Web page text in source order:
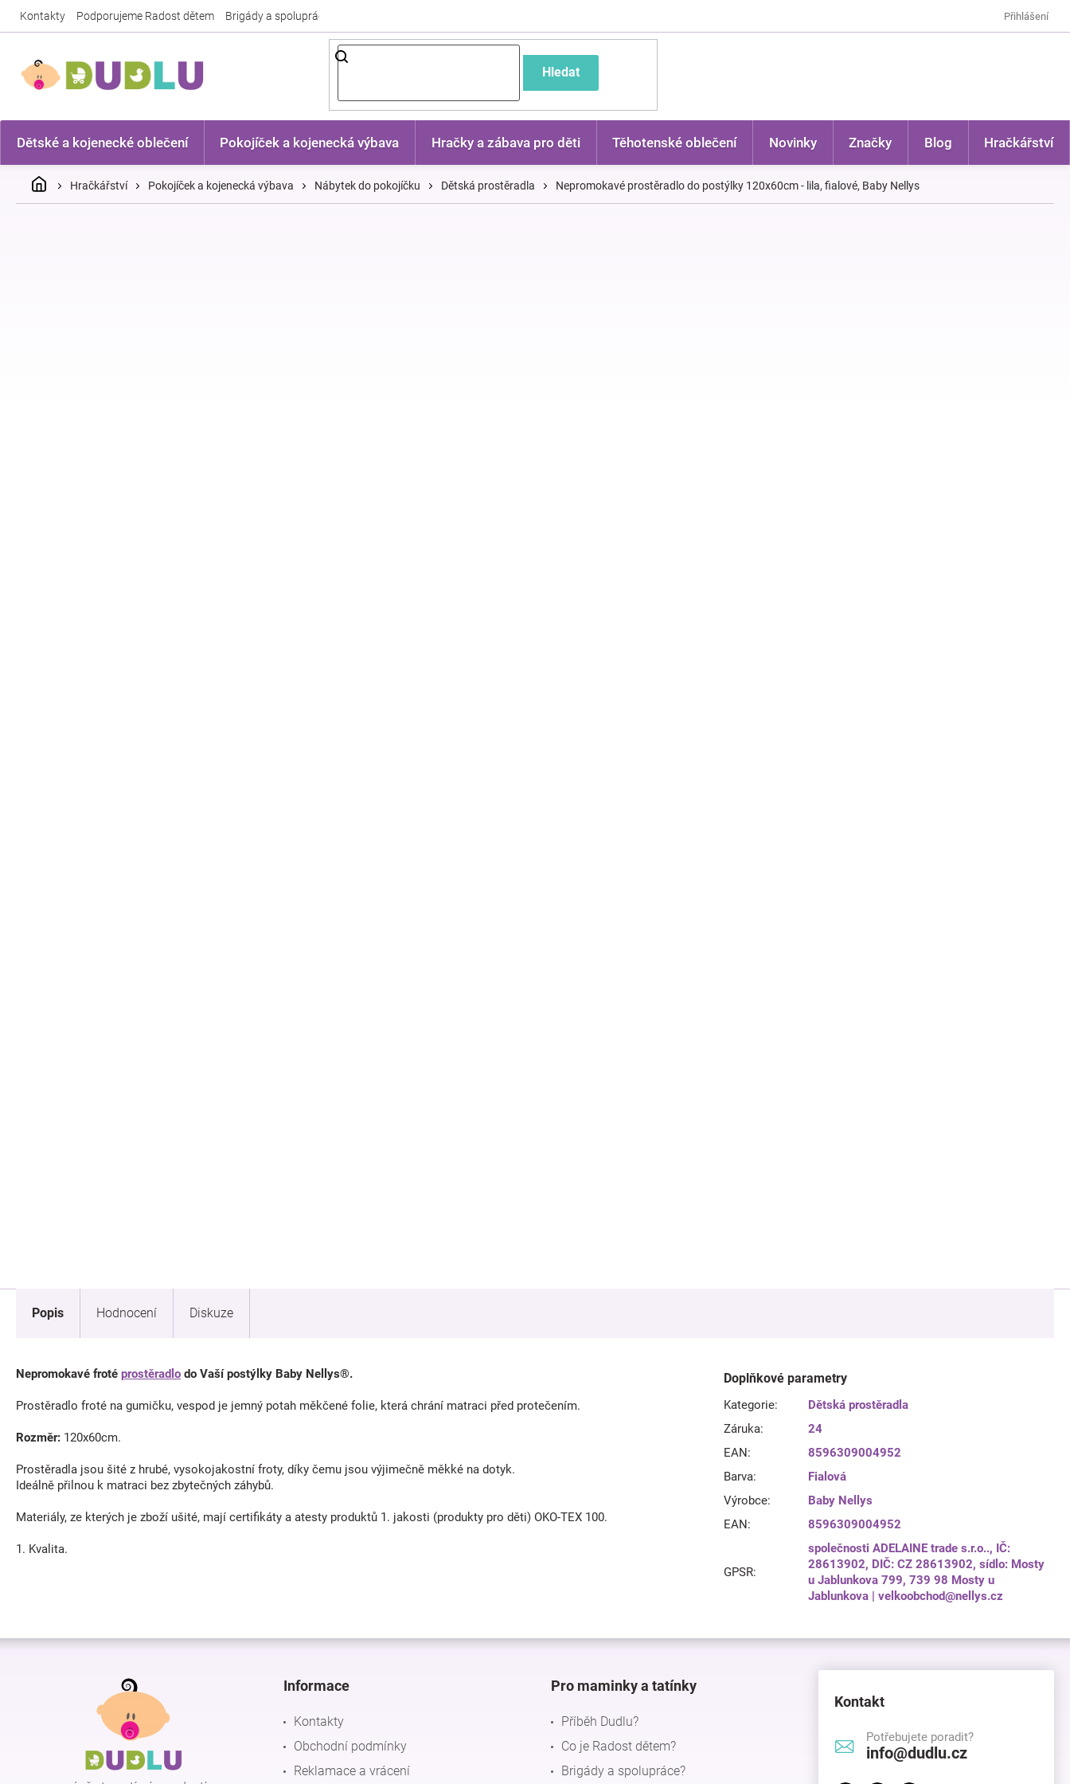
Kontakty Podporujeme Radost dětem Brigády a spolupráce Přihlášení
Hledat
Dětské a kojenecké oblečení Pokojíček a kojenecká výbava Hračky a zábava pro děti Těhotenské oblečení Novinky Značky Blog Hračkářství
DomůHračkářství Pokojíček a kojenecká výbava Nábytek do pokojíčku Dětská prostěradla Nepromokavé prostěradlo do postýlky 120x60cm - lila, fialové, Baby Nellys
Popis Hodnocení Diskuze
Nepromokavé froté prostěradlo do Vaší postýlky Baby Nellys®.
Prostěradlo froté na gumičku, vespod je jemný potah měkčené folie, která chrání matraci před protečením.
Rozměr: 120x60cm.
Prostěradla jsou šité z hrubé, vysokojakostní froty, díky čemu jsou výjimečně měkké na dotyk.
Ideálně přilnou k matraci bez zbytečných záhybů.
Materiály, ze kterých je zboží ušité, mají certifikáty a atesty produktů 1. jakosti (produkty pro děti) OKO-TEX 100.
1. Kvalita.
Doplňkové parametry
Kategorie:
Dětská prostěradla
Záruka:
24
EAN:
8596309004952
Barva:
Fialová
Výrobce:
Baby Nellys
EAN: 8596309004952
GPSR:
společnosti ADELAINE trade s.r.o.., IČ:
28613902, DIČ: CZ 28613902, sídlo: Mosty
u Jablunkova 799, 739 98 Mosty u
Jablunkova | velkoobchod@nellys.cz
Z
Informace
Kontakty
Obchodní podmínky
Reklamace a vrácení
Pro maminky a tatínky
Příběh Dudlu?
Co je Radost dětem?
Brigády a spolupráce?
Kontakt
Potřebujete poradit?
info@dudlu.cz